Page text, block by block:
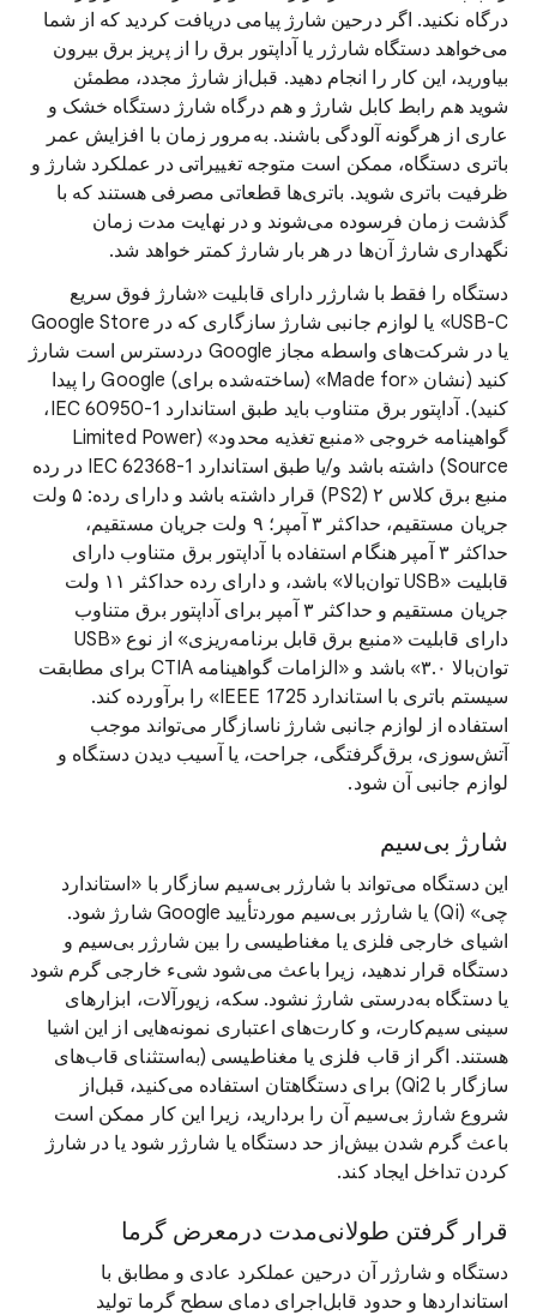
درگاه نکنید. اگر درحین شارژ پیامی دریافت کردید که از شما
می‌خواهد دستگاه شارژر یا آداپتور برق را از پریز برق بیرون
بیاورید، این کار را انجام دهید. قبل‌از شارژ مجدد، مطمئن
شوید هم رابط کابل شارژ و هم درگاه شارژ دستگاه خشک و
عاری از هرگونه آلودگی باشند. به‌مرور زمان با افزایش عمر
باتری دستگاه، ممکن است متوجه تغییراتی در عملکرد شارژ و
ظرفیت باتری شوید. باتری‌ها قطعاتی مصرفی هستند که با
گذشت زمان فرسوده می‌شوند و در نهایت مدت زمان
نگهداری شارژ آن‌ها در هر بار شارژ کمتر خواهد شد.
دستگاه را فقط با شارژر دارای قابلیت «شارژ فوق سریع
USB-C» یا لوازم جانبی شارژ سازگاری که در Google Store
یا در شرکت‌های واسطه مجاز Google دردسترس است شارژ
کنید (نشان «Made for» (ساخته‌شده برای) Google را پیدا
کنید). آداپتور برق متناوب باید طبق استاندارد IEC 60950-1،
گواهینامه خروجی «منبع تغذیه محدود» (Limited Power
Source) داشته باشد و/یا طبق استاندارد IEC 62368-1 در رده
منبع برق کلاس ۲ (PS2) قرار داشته باشد و دارای رده: ۵ ولت
جریان مستقیم، حداکثر ۳ آمپر؛ ۹ ولت جریان مستقیم،
حداکثر ۳ آمپر هنگام استفاده با آداپتور برق متناوب دارای
قابلیت «USB توان‌بالا» باشد، و دارای رده حداکثر ۱۱ ولت
جریان مستقیم و حداکثر ۳ آمپر برای آداپتور برق متناوب
دارای قابلیت «منبع برق قابل برنامه‌ریزی» از نوع «USB
توان‌بالا ۳.۰» باشد و «الزامات گواهینامه CTIA برای مطابقت
سیستم باتری با استاندارد IEEE 1725» را برآورده کند.
استفاده از لوازم جانبی شارژ ناسازگار می‌تواند موجب
آتش‌سوزی، برق‌گرفتگی، جراحت، یا آسیب دیدن دستگاه و
لوازم جانبی آن شود.
شارژ بی‌سیم
این دستگاه می‌تواند با شارژر بی‌سیم سازگار با «استاندارد
چی» (Qi) یا شارژر بی‌سیم موردتأیید Google شارژ شود.
اشیای خارجی فلزی یا مغناطیسی را بین شارژر بی‌سیم و
دستگاه قرار ندهید، زیرا باعث می‌شود شیء خارجی گرم شود
یا دستگاه به‌درستی شارژ نشود. سکه، زیورآلات، ابزارهای
سینی سیم‌کارت، و کارت‌های اعتباری نمونه‌هایی از این اشیا
هستند. اگر از قاب فلزی یا مغناطیسی (به‌استثنای قاب‌های
سازگار با Qi2) برای دستگاهتان استفاده می‌کنید، قبل‌از
شروع شارژ بی‌سیم آن را بردارید، زیرا این کار ممکن است
باعث گرم شدن بیش‌از حد دستگاه یا شارژر شود یا در شارژ
کردن تداخل ایجاد کند.
قرار گرفتن طولانی‌مدت درمعرض گرما
دستگاه و شارژر آن درحین عملکرد عادی و مطابق با
استانداردها و حدود قابل‌اجرای دمای سطح گرما تولید